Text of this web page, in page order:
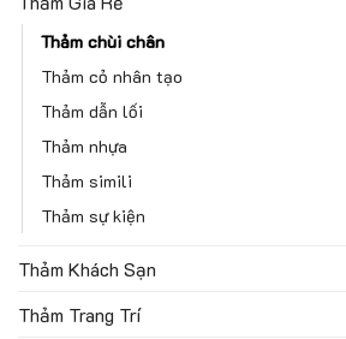
Thảm chùi chân
Thảm cỏ nhân tạo
Thảm dẫn lối
Thảm nhựa
Thảm simili
Thảm sự kiện
Thảm Khách Sạn
Thảm Trang Trí